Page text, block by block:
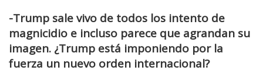
-Trump sale vivo de todos los intento de
magnicidio e incluso parece que agrandan su
imagen. ¿Trump está imponiendo por la
fuerza un nuevo orden internacional?